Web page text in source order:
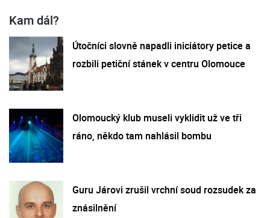
Kam dál?
Útočníci slovně napadli iniciátory petice a
rozbili petiční stánek v centru Olomouce
Olomoucký klub museli vyklidit už ve tři
ráno, někdo tam nahlásil bombu
Guru Járovi zrušil vrchní soud rozsudek za
znásilnění